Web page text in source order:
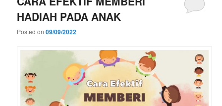
HADIAH PADA ANAK
Posted on09/09/2022